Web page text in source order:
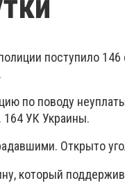
поступило
по поводу
164 УК Украины.
Открыто
который